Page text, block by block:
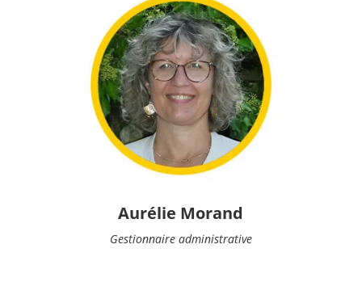
Aurélie Morand
Gestionnaire administrative